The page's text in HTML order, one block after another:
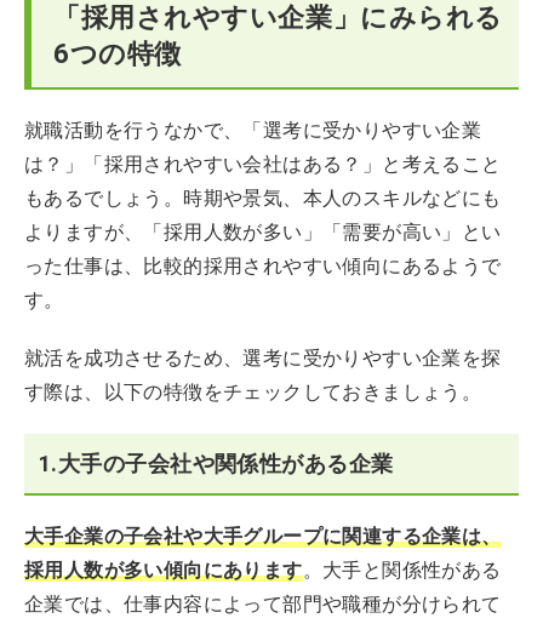
「採用されやすい企業」にみられる
6つの特徴
就職活動を行うなかで、「選考に受かりやすい企業
は？」「採用されやすい会社はある？」と考えること
もあるでしょう。時期や景気、本人のスキルなどにも
よりますが、「採用人数が多い」「需要が高い」とい
った仕事は、比較的採用されやすい傾向にあるようで
す。
就活を成功させるため、選考に受かりやすい企業を探
す際は、以下の特徴をチェックしておきましょう。
1.大手の子会社や関係性がある企業
大手企業の子会社や大手グループに関連する企業は、
採用人数が多い傾向にあります。大手と関係性がある
企業では、仕事内容によって部門や職種が分けられて